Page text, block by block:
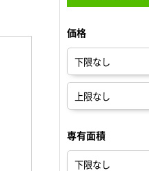
価格
専有面積